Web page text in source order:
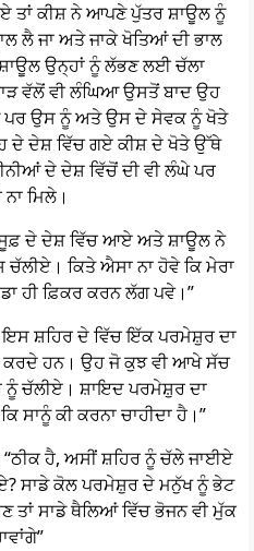
ਤਾਂ ਕੀਸ਼ ਨੇ ਆਪਣੇ ਪੁੱਤਰ ਸ਼ਾਊਲ ਨੂੰ
ਜਾ ਅਤੇ ਜਾਕੇ ਖੋਤਿਆਂ ਦੀ ਭਾਲ
ਉਨ੍ਹਾਂ ਨੂੰ ਲੱਭਣ ਲਈ ਚੱਲਾ
ਵੱਲੋਂ ਵੀ ਲੰਘਿਆ ਉਸਤੋਂ ਬਾਦ ਉਹ
ਪਰ ਉਸ ਨੂੰ ਅਤੇ ਉਸ ਦੇ ਸੇਵਕ ਨੂੰ ਖੋਤੇ
ਦੇ ਦੇਸ਼ ਵਿੱਚ ਗਏ ਕੀਸ਼ ਦੇ ਖੋਤੇ ਉੱਥੇ
ਦੇ ਦੇਸ਼ ਵਿੱਚੋਂ ਦੀ ਵੀ ਲੰਘੇ ਪਰ
ਮਿਲੇ।
ਦੇ ਦੇਸ਼ ਵਿੱਚ ਆਏ ਅਤੇ ਸ਼ਾਊਲ ਨੇ
ਕਿਤੇ ਐਸਾ ਨਾ ਹੋਵੇ ਕਿ ਮੇਰਾ
ਹੀ ਫ਼ਿਕਰ ਕਰਨ ਲੱਗ ਪਵੇ।”
ਇਸ ਸ਼ਹਿਰ ਦੇ ਵਿੱਚ ਇੱਕ ਪਰਮੇਸ਼ੁਰ ਦਾ
ਹਨ। ਉਹ ਜੋ ਕੁਝ ਵੀ ਆਖੇ ਸੱਚ
ਚੱਲੀਏ। ਸ਼ਾਇਦ ਪਰਮੇਸ਼ੁਰ ਦਾ
ਸਾਨੂੰ ਕੀ ਕਰਨਾ ਚਾਹੀਦਾ ਹੈ।”
ਹੈ, ਅਸੀਂ ਸ਼ਹਿਰ ਨੂੰ ਚੱਲੇ ਜਾਈਏ
ਸਾਡੇ ਕੋਲ ਪਰਮੇਸ਼ੁਰ ਦੇ ਮਨੁੱਖ ਨੂੰ ਭੇਟ
ਤਾਂ ਸਾਡੇ ਥੈਲਿਆਂ ਵਿੱਚ ਭੋਜਨ ਵੀ ਮੁੱਕ